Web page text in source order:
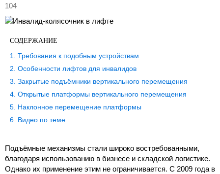
104
СОДЕРЖАНИЕ
Требования к подобным устройствам
Особенности лифтов для инвалидов
Закрытые подъёмники вертикального перемещения
Открытые платформы вертикального перемещения
Наклонное перемещение платформы
Видео по теме
Подъёмные механизмы стали широко востребованными,
благодаря использованию в бизнесе и складской логистике.
Однако их применение этим не ограничивается. С 2009 года в